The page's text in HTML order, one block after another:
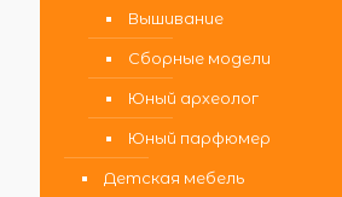
Вышивание
Сборные модели
Юный археолог
Юный парфюмер
Детская мебель